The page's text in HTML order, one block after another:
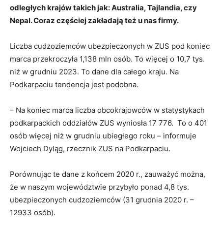
odległych krajów takich jak: Australia, Tajlandia, czy
Nepal. Coraz częściej zakładają też u nas firmy.
Liczba cudzoziemców ubezpieczonych w ZUS pod koniec
marca przekroczyła 1,138 mln osób. To więcej o 10,7 tys.
niż w grudniu 2023. To dane dla całego kraju. Na
Podkarpaciu tendencja jest podobna.
– Na koniec marca liczba obcokrajowców w statystykach
podkarpackich oddziałów ZUS wyniosła 17 776. To o 401
osób więcej niż w grudniu ubiegłego roku – informuje
Wojciech Dyląg, rzecznik ZUS na Podkarpaciu.
Porównując te dane z końcem 2020 r., zauważyć można,
że w naszym województwie przybyło ponad 4,8 tys.
ubezpieczonych cudzoziemców (31 grudnia 2020 r. –
12933 osób).